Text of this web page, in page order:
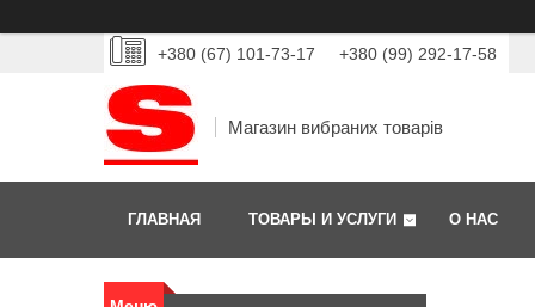
+380 (67) 101-73-17 +380 (99) 292-17-58
Магазин вибраних товарів
ГЛАВНАЯ ТОВАРЫ И УСЛУГИ О НАС